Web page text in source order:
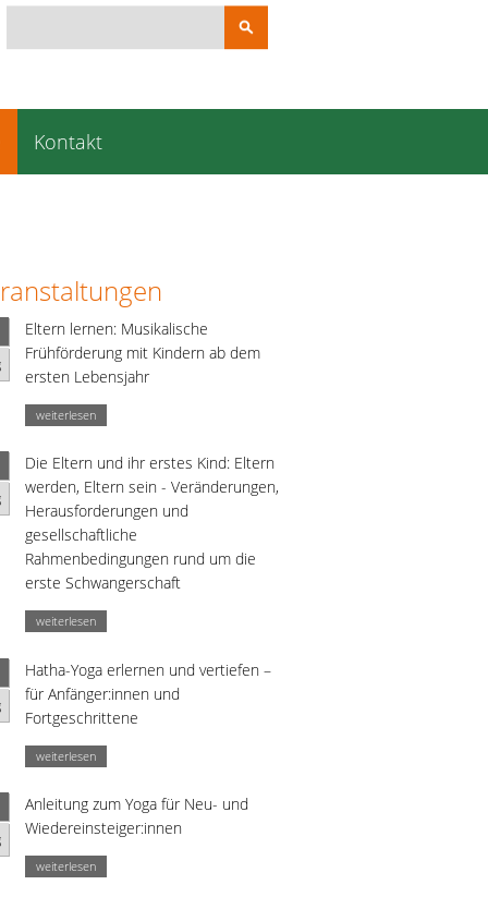
Suchbegriffe
Kontakt
Eltern lernen: Musikalische
Frühförderung mit Kindern ab dem
ersten Lebensjahr
weiterlesen
Die Eltern und ihr erstes Kind: Eltern
werden, Eltern sein - Veränderungen,
Herausforderungen und
gesellschaftliche
Rahmenbedingungen rund um die
erste Schwangerschaft
weiterlesen
Hatha-Yoga erlernen und vertiefen –
für Anfänger:innen und
Fortgeschrittene
weiterlesen
Anleitung zum Yoga für Neu- und
Wiedereinsteiger:innen
weiterlesen